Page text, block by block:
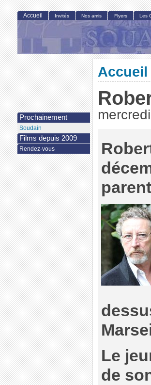
Accueil
Le
de
Accueil Invités Nos amis Flyers Les
Prochainement
Soudain
Films depuis 2009
Rendez-vous